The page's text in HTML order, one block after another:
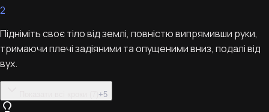
2
Підніміть своє тіло від землі, повністю випрямивши руки,
тримаючи плечі задіяними та опущеними вниз, подалі від
вух.
+5